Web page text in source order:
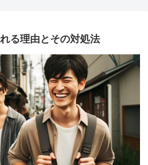
る理由とその対処法